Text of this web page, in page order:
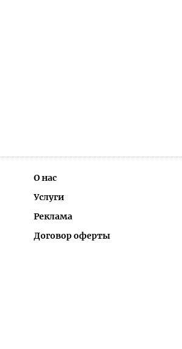
О нас
Услуги
Реклама
Договор оферты